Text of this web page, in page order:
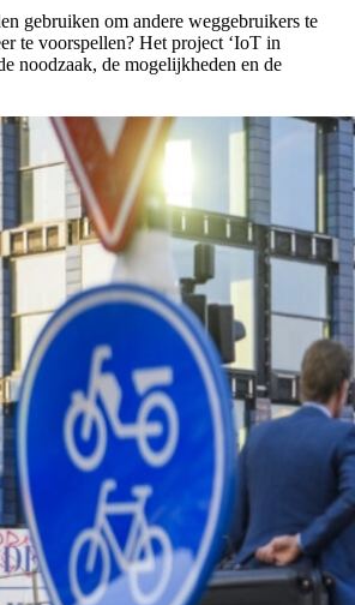
gebruiken om andere weggebruikers te
te voorspellen? Het project ‘IoT in
noodzaak, de mogelijkheden en de